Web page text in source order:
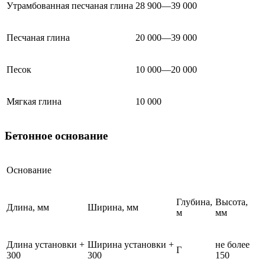
Утрамбованная песчаная глина 28 900—39 000
Песчаная глина 20 000—39 000
Песок 10 000—20 000
Мягкая глина 10 000
Бетонное основание
Основание
Длина, мм Ширина, мм
Глубина,
м
Высота,
мм
Длина установки +
300
Ширина установки +
300
Г
не более
150